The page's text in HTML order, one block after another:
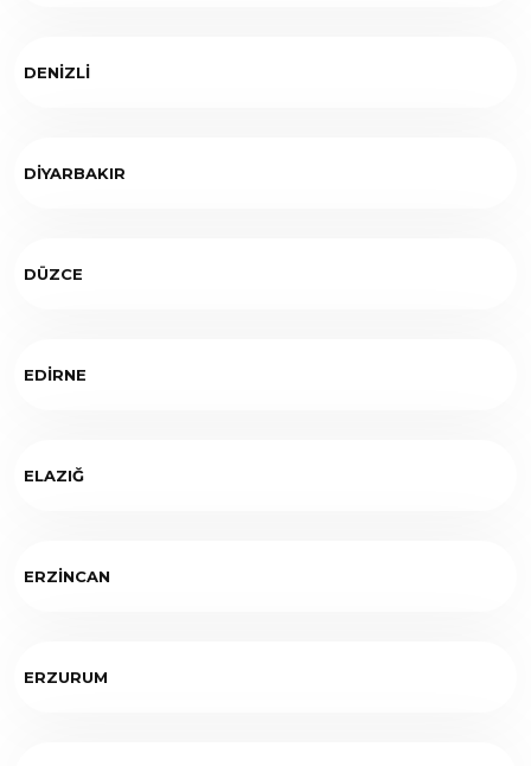
DENİZLİ
DİYARBAKIR
DÜZCE
EDİRNE
ELAZIĞ
ERZİNCAN
ERZURUM